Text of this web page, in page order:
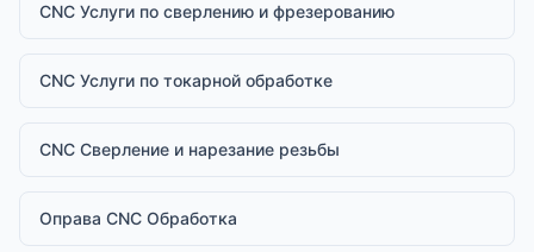
CNC Услуги по сверлению и фрезерованию
CNC Услуги по токарной обработке
CNC Сверление и нарезание резьбы
Оправа CNC Обработка